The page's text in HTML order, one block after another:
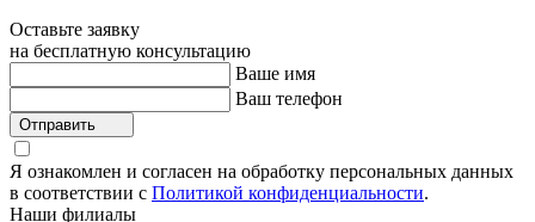
Оставьте заявку
на бесплатную консультацию
Ваше имя
Ваш телефон
Отправить
Я ознакомлен и согласен на обработку персональных данных
в соответствии с Политикой конфиденциальности.
Наши филиалы